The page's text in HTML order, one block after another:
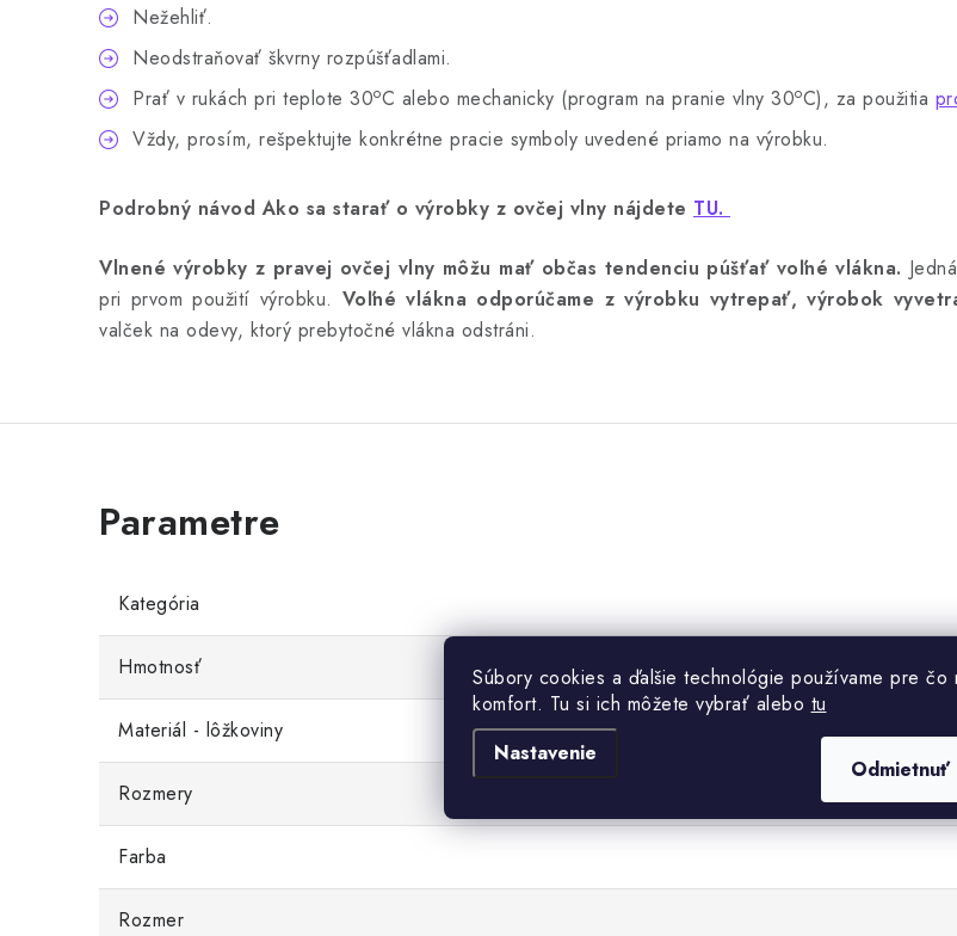
Súbory cookies a ďalšie technológie používame pre čo
komfort. Tu si ich môžete vybrať alebo tu
Nastavenie
Odmietnuť
Nežehliť.
Neodstraňovať škvrny rozpúšťadlami.
Prať v rukách pri teplote 30oC alebo mechanicky (program na pranie vlny 30oC), za použitia
Vždy, prosím, rešpektujte konkrétne pracie symboly uvedené priamo na výrobku.
Podrobný návod Ako sa starať o výrobky z ovčej vlny nájdete TU.
Vlnené výrobky z pravej ovčej vlny môžu mať občas tendenciu púšťať voľné vlákna.
pri prvom použití výrobku. Voľné vlákna odporúčame z výrobku vytrepať, výrobok
valček na odevy, ktorý prebytočné vlákna odstráni.
Kategória
Hmotnosť
Materiál - lôžkoviny
Rozmery
Farba
Rozmer